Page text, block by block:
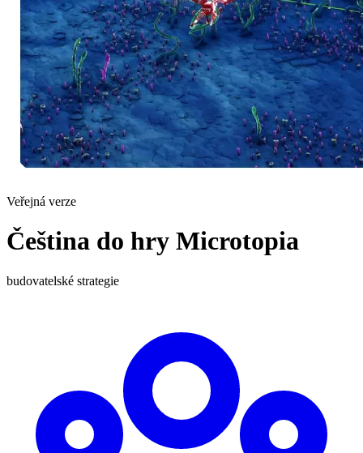
Veřejná verze
Čeština do hry Microtopia
budovatelské strategie